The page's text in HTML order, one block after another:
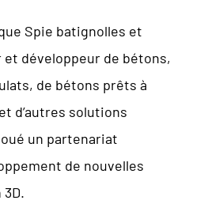
Spie batignolles et
développeur de bétons,
de bétons prêts à
d’autres solutions
un partenariat
de nouvelles